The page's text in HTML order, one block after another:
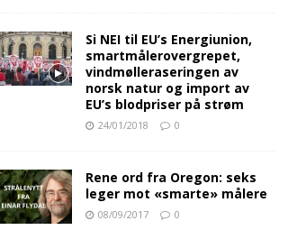
Si NEI til EU’s Energiunion,
smartmålerovergrepet,
vindmølleraseringen av
norsk natur og import av
EU’s blodpriser på strøm
24/01/2018 0
Rene ord fra Oregon: seks
leger mot «smarte» målere
08/09/2017 0